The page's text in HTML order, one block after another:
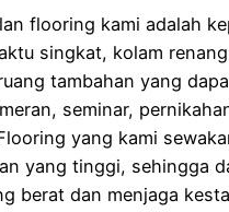
flooring kami adalah
singkat, kolam
tambahan yang
seminar,
yang kami
yang tinggi, sehingga
berat dan menjaga